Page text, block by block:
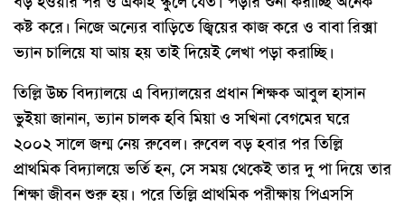
কষ্ট করে। নিজে অন্যের বাড়িতে জ্বিয়ের কাজ করে ও বাবা রিক্সা
ভ্যান চালিয়ে যা আয় হয় তাই দিয়েই লেখা পড়া করাচ্ছি।
তিল্লি উচ্চ বিদ্যালয়ে এ বিদ্যালয়ের প্রধান শিক্ষক আবুল হাসান
ভুইয়া জানান, ভ্যান চালক হবি মিয়া ও সখিনা বেগমের ঘরে
২০০২ সালে জন্ম নেয় রুবেল। রুবেল বড় হবার পর তিল্লি
প্রাথমিক বিদ্যালয়ে ভর্তি হন, সে সময় থেকেই তার দু পা দিয়ে তার
শিক্ষা জীবন শুরু হয়। পরে তিল্লি প্রাথমিক পরীক্ষায় পিএসসি